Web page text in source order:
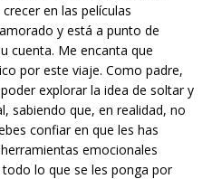
en las películas
y está a punto de
cuenta. Me encanta que
por este viaje. Como padre,
explorar la idea de soltar y
sabiendo que, en realidad, no
confiar en que les has
emocionales
lo que se les ponga por